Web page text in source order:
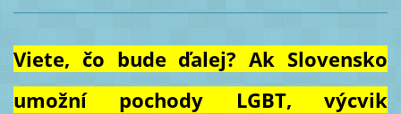
Viete, čo bude ďalej? Ak Slovensko
umožní pochody LGBT, výcvik